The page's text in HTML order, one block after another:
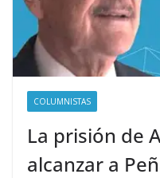
COLUMNISTAS
La prisión de
alcanzar a